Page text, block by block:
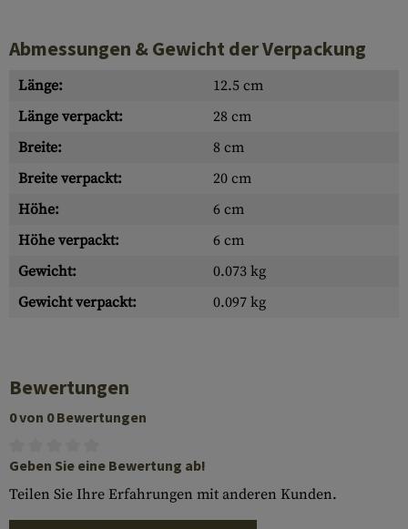
Abmessungen & Gewicht der Verpackung
Länge:
12.5 cm
Länge verpackt:
28 cm
Breite:
8 cm
Breite verpackt:
20 cm
Höhe:
6 cm
Höhe verpackt:
6 cm
Gewicht:
0.073 kg
Gewicht verpackt:
0.097 kg
Bewertungen
0 von 0 Bewertungen
Geben Sie eine Bewertung ab!
Teilen Sie Ihre Erfahrungen mit anderen Kunden.